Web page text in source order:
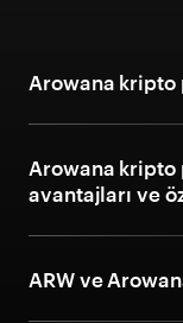
Arowana
Arowana
avantajları ve
ARW ve